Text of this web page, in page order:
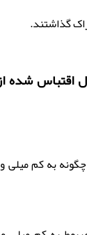
گذاشتند.
اقتباس شده
به کم میلی